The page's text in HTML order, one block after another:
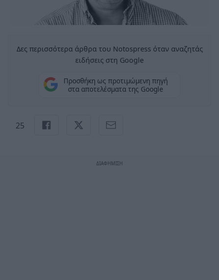
Δες περισσότερα άρθρα του Notospress όταν αναζητάς
ειδήσεις στη Google
Προσθήκη ως προτιμώμενη πηγή
στα αποτελέσματα της Google
25